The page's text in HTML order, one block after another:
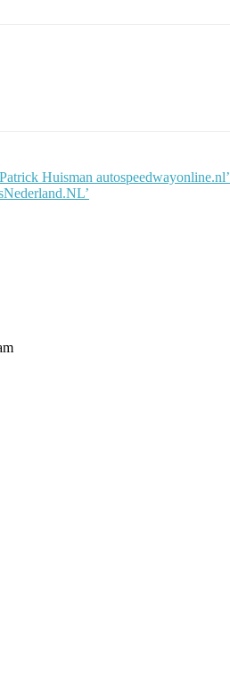
Huisman autospeedwayonline.nl’